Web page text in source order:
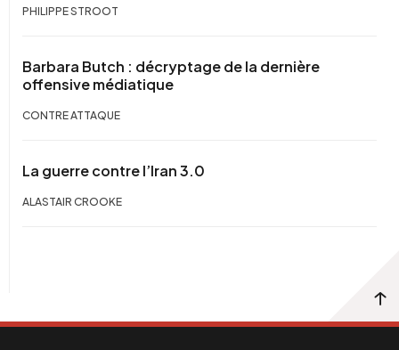
PHILIPPE STROOT
Barbara Butch : décryptage de la dernière
offensive médiatique
CONTRE ATTAQUE
La guerre contre l’Iran 3.0
ALASTAIR CROOKE